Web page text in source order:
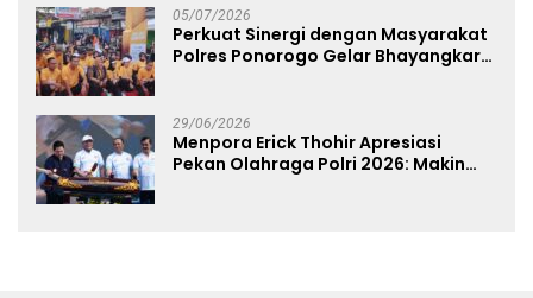
05/07/2026
Perkuat Sinergi dengan Masyarakat
Polres Ponorogo Gelar Bhayangkara
29/06/2026
Menpora Erick Thohir Apresiasi
Pekan Olahraga Polri 2026: Makin